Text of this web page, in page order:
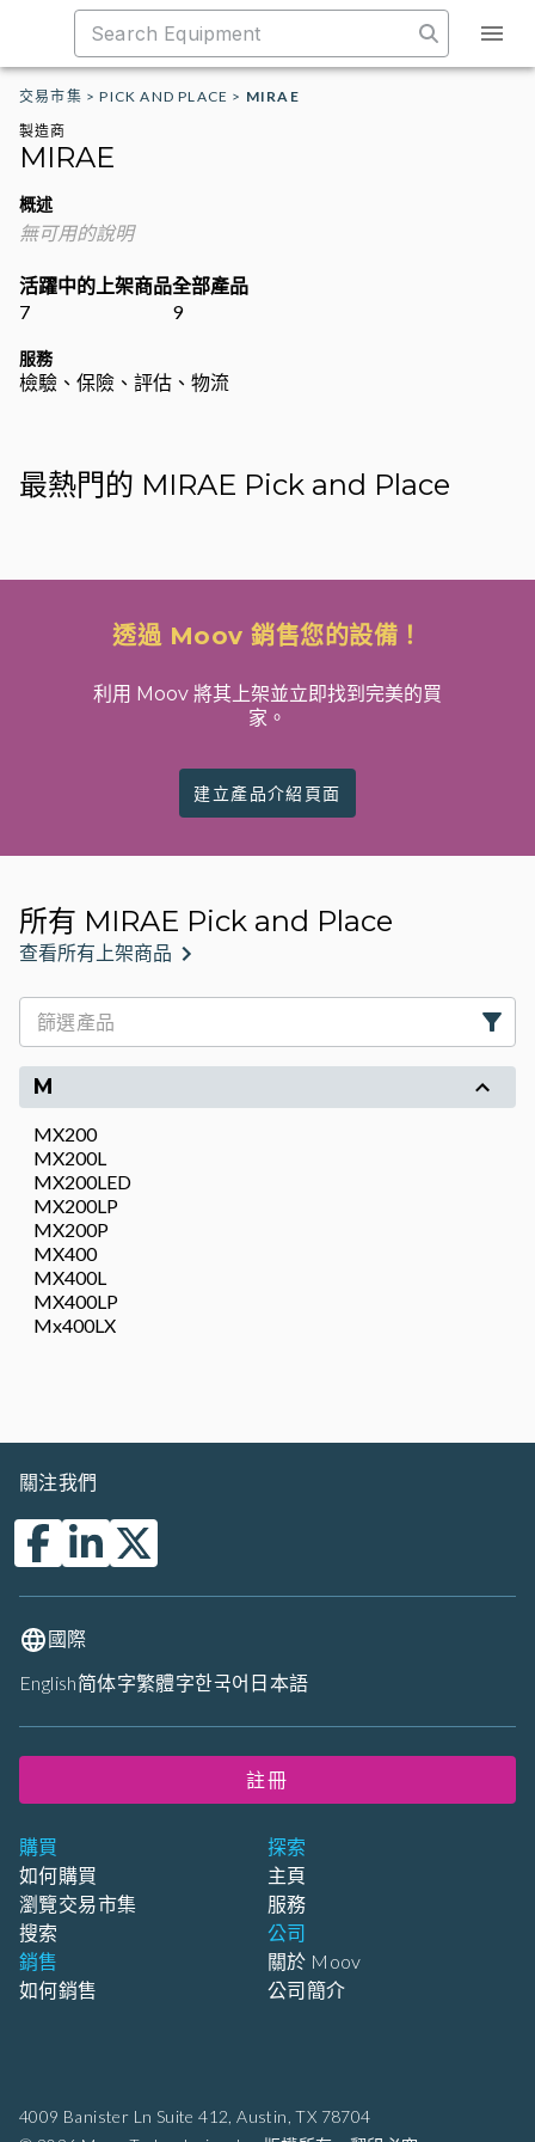
交易市集 >PICK AND PLACE > MIRAE
製造商
MIRAE
概述
無可用的說明
活躍中的上架商品
7
全部產品
9
服務
檢驗、保險、評估、物流
最熱門的 MIRAE Pick and Place
透過 Moov 銷售您的設備！
利用 Moov 將其上架並立即找到完美的買
家。
建立產品介紹頁面
所有 MIRAE Pick and Place
查看所有上架商品
M
MX200
MX200L
MX200LED
MX200LP
MX200P
MX400
MX400L
MX400LP
Mx400LX
4009 Banister Ln Suite 412, Austin, TX 78704
購買
如何購買
瀏覽交易市集
搜索
銷售
如何銷售
探索
主頁
服務
公司
關於 Moov
公司簡介
關注我們
國際
English简体字繁體字한국어 日本語
註冊